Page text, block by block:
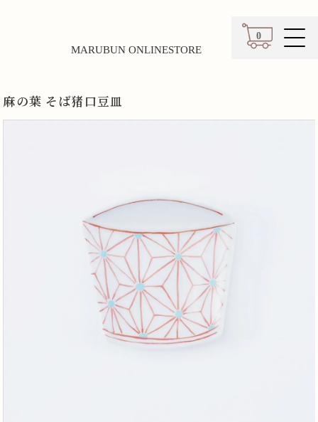
0
カート
MARUBUN ONLINESTORE
麻の葉 そば猪口豆皿